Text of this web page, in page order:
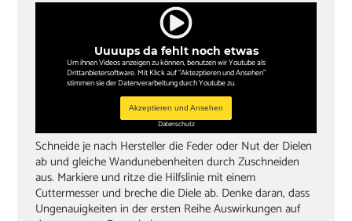
Uuuups da fehlt noch etwas
Um ihnen Videos anzeigen zu können, benutzen wir Youtube als
Drittanbietersoftware. Mit Klick auf "Aktezptieren und Ansehen"
stimmen sie der Datenverarbeitung durch Youtube zu.
Akzeptieren und Ansehen
Datenschutz
Schneide je nach Hersteller die Feder oder Nut der Dielen
ab und gleiche Wandunebenheiten durch Zuschneiden
aus. Markiere und ritze die Hilfslinie mit einem
Cuttermesser und breche die Diele ab. Denke daran, dass
Ungenauigkeiten in der ersten Reihe Auswirkungen auf